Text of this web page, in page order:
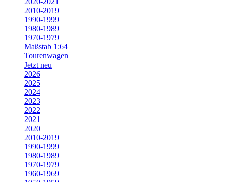
2010-2019
1990-1999
1980-1989
1970-1979
Maßstab 1:64
Tourenwagen
Jetzt neu
2026
2025
2024
2023
2022
2021
2020
2010-2019
1990-1999
1980-1989
1970-1979
1960-1969